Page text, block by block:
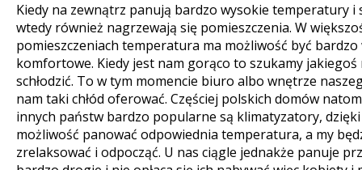
Kiedy na zewnątrz panują bardzo wysokie temperatury i
wtedy również nagrzewają się pomieszczenia. W
pomieszczeniach temperatura ma możliwość być
komfortowe. Kiedy jest nam gorąco to szukamy
schłodzić. To w tym momencie biuro albo wnętrze
nam taki chłód oferować. Częściej polskich domów
innych państw bardzo popularne są klimatyzatory,
możliwość panować odpowiednia temperatura, a my
zrelaksować i odpocząć. U nas ciągle jednakże panuje